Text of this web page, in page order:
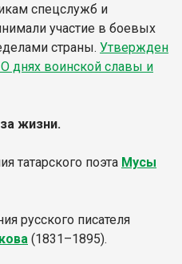
спецслужб и
участие в боевых
страны. Утвержден
днях воинской славы и
жизни.
татарского поэта Мусы
русского писателя
(1831–1895).